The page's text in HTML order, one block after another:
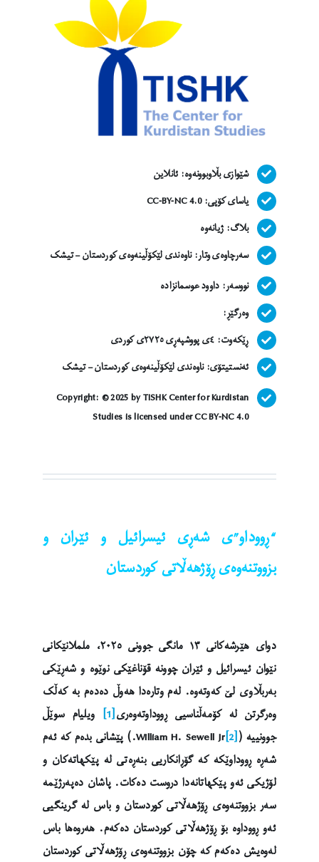
شێوازی بڵاوبوونەوە: ئانلاین
یاسای کۆپی: CC-BY-NC 4.0
بلاگ: ژیانەوە
سەرچاوەی وتار: ناوەندی لێکۆڵینەوەی کوردستان – تیشک
نووسەر: داوود عوسمانزاده
وەرگێڕ:
ڕێکەوت: ٤ی پووشپەڕی ٢٧٢٥ی کوردی
ئەنستیتۆی: ناوەندی لێکۆڵینەوەی کوردستان – تیشک
Copyright: © 2025 by TISHK Center for Kurdistan
Studies is licensed under CC BY-NC 4.0
“ڕووداو”ی شەڕی ئیسرائیل و ئێران و
بزووتنەوەی ڕۆژهەڵاتی کوردستان
دوای هێرشەکانی ١٣ مانگی جوونی ٢٠٢٥، ململانێکانی
نێوان ئیسرائیل و ئێران چوونە قۆناغێکی نوێوە و شەڕێکی
بەربڵاوی لێ کەوتەوە. لەم وتارەدا هەوڵ دەدەم بە کەڵک
وەرگرتن لە کۆمەڵناسیی ڕووداوتەوەری[1]
ویلیام سوێڵ
جوونییە (William H. Sewell Jr[2]
.) پێشانی بدەم کە ئەم
شەڕە ڕووداوێکە کە گۆڕانکاریی بنەڕەتی لە پێکهاتەکان و
لۆژیکی ئەو پێکهاتانەدا دروست دەکات. پاشان دەپەرژێمە
سەر بزووتنەوەی ڕۆژهەڵاتی کوردستان و باس لە گرینگیی
ئەو ڕووداوە بۆ ڕۆژهەڵاتی کوردستان دەکەم. هەروەها باس
لەوەیش دەکەم کە چۆن بزووتنەوەی ڕۆژهەڵاتی کوردستان